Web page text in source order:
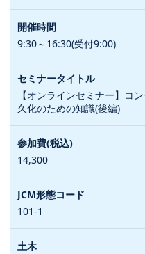
9:30～16:30(受付9:00)
【オンラインセミナー】コ
久化のための知識(後編)
14,300
101-1